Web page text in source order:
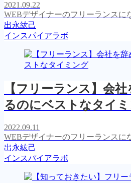
2021.09.22
WEBデザイナーのフリーランスに
出永紘己
インスパイアラボ
【フリーランス】会
るのにベストなタイ
2022.09.11
WEBデザイナーのフリーランスに
出永紘己
インスパイアラボ